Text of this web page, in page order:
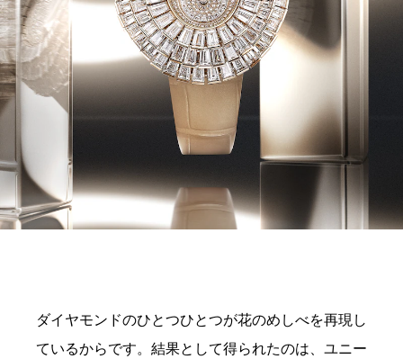
ダイヤモンドのひとつひとつが花のめしべを再現し
ているからです。結果として得られたのは、ユニー